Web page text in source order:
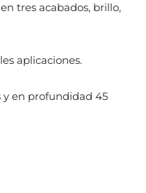
tres acabados, brillo,
aplicaciones.
y en profundidad 45